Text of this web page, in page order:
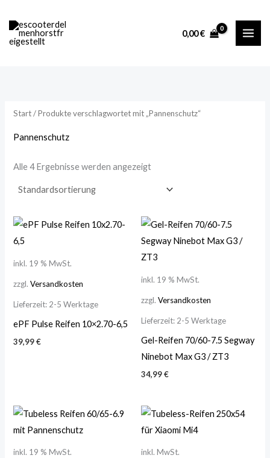
Inhalt
springen
0,00€
i
n
e
i
e
Start/ Produkte verschlagwortet mit „Pannenschutz“
Pannenschutz
Alle 4 Ergebnisse werden angezeigt
inkl. 19 % MwSt.
zzgl.Versandkosten
Lieferzeit: 2-5 Werktage
ePF Pulse Reifen 10×2.70-6,5
39,99€
inkl. 19 % MwSt.
zzgl. Versandkosten
Lieferzeit: 2-5 Werktage
Gel-Reifen 70/60-7.5 Segway
Ninebot Max G3 / ZT3
34,99€
inkl. 19 % MwSt. inkl. MwSt.